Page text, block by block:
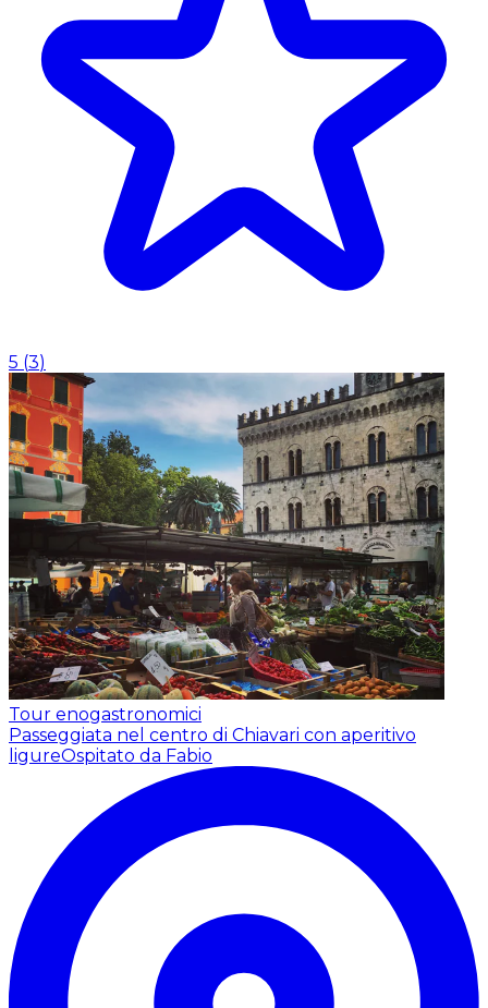
5 (3)
Tour enogastronomici
Passeggiata nel centro di Chiavari con aperitivo
ligureOspitato da Fabio